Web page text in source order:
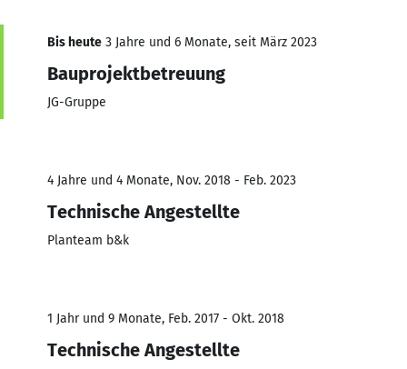
Bis heute 3 Jahre und 6 Monate, seit März 2023
Bauprojektbetreuung
JG-Gruppe
4 Jahre und 4 Monate, Nov. 2018 - Feb. 2023
Technische Angestellte
Planteam b&k
1 Jahr und 9 Monate, Feb. 2017 - Okt. 2018
Technische Angestellte